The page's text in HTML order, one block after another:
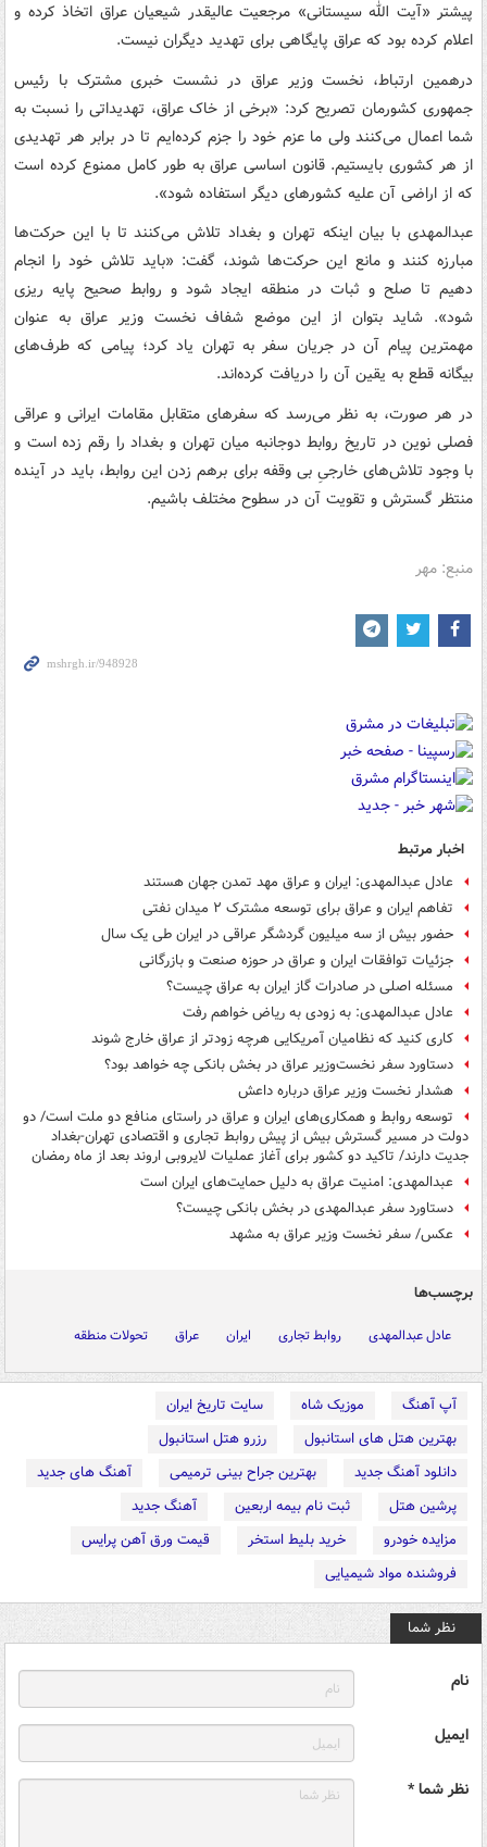
پیشتر «آیت الله سیستانی» مرجعیت عالیقدر شیعیان عراق اتخاذ کرده و
اعلام کرده بود که عراق پایگاهی برای تهدید دیگران نیست.
درهمین ارتباط، نخست وزیر عراق در نشست خبری مشترک با رئیس
جمهوری کشورمان تصریح کرد: «برخی از خاک عراق، تهدیداتی را نسبت به
شما اعمال می‌کنند ولی ما عزم خود را جزم کرده‌ایم تا در برابر هر تهدیدی
از هر کشوری بایستیم. قانون اساسی عراق به طور کامل ممنوع کرده است
که از اراضی آن علیه کشورهای دیگر استفاده شود».
عبدالمهدی با بیان اینکه تهران و بغداد تلاش می‌کنند تا با این حرکت‌ها
مبارزه کنند و مانع این حرکت‌ها شوند، گفت: «باید تلاش خود را انجام
دهیم تا صلح و ثبات در منطقه ایجاد شود و روابط صحیح پایه ریزی
شود». شاید بتوان از این موضع شفاف نخست وزیر عراق به عنوان
مهمترین پیام آن در جریان سفر به تهران یاد کرد؛ پیامی که طرف‌های
بیگانه قطع به یقین آن را دریافت کرده‌اند.
در هر صورت، به نظر می‌رسد که سفرهای متقابل مقامات ایرانی و عراقی
فصلی نوین در تاریخ روابط دوجانبه میان تهران و بغداد را رقم زده است و
با وجود تلاش‌های خارجیِ بی وقفه برای برهم زدن این روابط، باید در آینده
منتظر گسترش و تقویت آن در سطوح مختلف باشیم.
منبع: مهر
اخبار مرتبط
عادل عبدالمهدی: ایران و عراق مهد تمدن جهان هستند
تفاهم ایران و عراق برای توسعه مشترک ۲ میدان نفتی
حضور بیش از سه میلیون گردشگر عراقی در ایران طی یک سال
جزئیات توافقات ایران و عراق در حوزه صنعت و بازرگانی
مسئله اصلی در صادرات گاز ایران به عراق چیست؟
عادل عبدالمهدی: به زودی به ریاض خواهم رفت
کاری کنید که نظامیان آمریکایی هرچه زودتر از عراق خارج شوند
دستاورد سفر نخست‌وزیر عراق در بخش بانکی چه خواهد بود؟
هشدار نخست وزیر عراق درباره داعش
توسعه روابط و همکاری‌های ایران و عراق در راستای منافع دو ملت است/ دو
دولت در مسیر گسترش بیش از پیش روابط تجاری و اقتصادی تهران-بغداد
جدیت دارند/ تاکید دو کشور برای آغاز عملیات لایروبی اروند بعد از ماه رمضان
عبدالمهدی: امنیت عراق به دلیل حمایت‌های ایران است
دستاورد سفر عبدالمهدی در بخش بانکی چیست؟
عکس/ سفر نخست وزیر عراق به مشهد
برچسب‌ها
عادل عبدالمهدی روابط تجاری ایران عراق تحولات منطقه
آپ آهنگ موزیک شاه
سایت تاریخ ایران
بهترین هتل های استانبول
رزرو هتل استانبول
دانلود آهنگ جدید
بهترین جراح بینی ترمیمی
آهنگ های جدید
پرشین هتل
ثبت نام بیمه اربعین
آهنگ جدید
مزایده خودرو
خرید بلیط استخر
قیمت ورق آهن پرایس
فروشنده مواد شیمیایی
نظر شما
نام
ایمیل
نظر شما *